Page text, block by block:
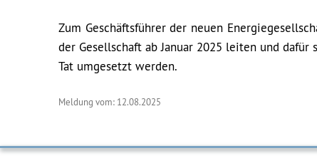
Zum Geschäftsführer der neuen
der Gesellschaft ab Januar 2025 leiten und
Tat umgesetzt werden.
Meldung vom: 12.08.2025